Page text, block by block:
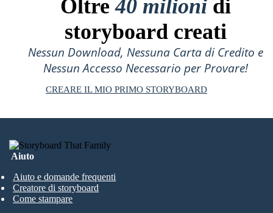
Oltre40 milioni di
storyboard creati
Nessun Download, Nessuna Carta di Credito e
Nessun Accesso Necessario per Provare!
CREARE IL MIO PRIMO STORYBOARD
Aiuto
Aiuto e domande frequenti
Creatore di storyboard
Come stampare